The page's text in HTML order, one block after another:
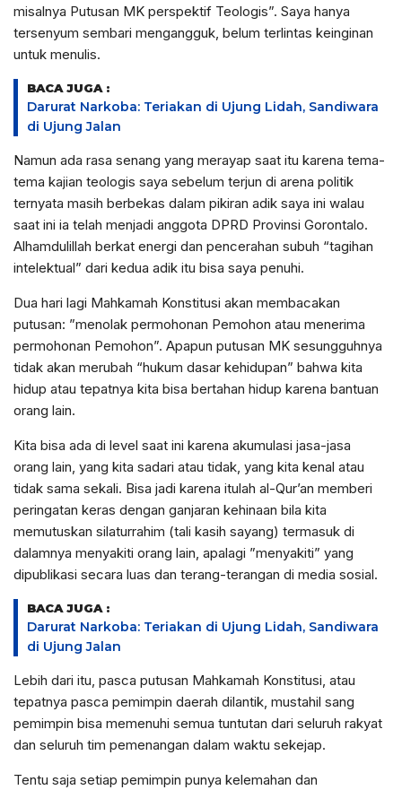
misalnya Putusan MK perspektif Teologis”. Saya hanya
tersenyum sembari mengangguk, belum terlintas keinginan
untuk menulis.
BACA JUGA :
Darurat Narkoba: Teriakan di Ujung Lidah, Sandiwara
di Ujung Jalan
Namun ada rasa senang yang merayap saat itu karena tema-
tema kajian teologis saya sebelum terjun di arena politik
ternyata masih berbekas dalam pikiran adik saya ini walau
saat ini ia telah menjadi anggota DPRD Provinsi Gorontalo.
Alhamdulillah berkat energi dan pencerahan subuh “tagihan
intelektual” dari kedua adik itu bisa saya penuhi.
Dua hari lagi Mahkamah Konstitusi akan membacakan
putusan: ”menolak permohonan Pemohon atau menerima
permohonan Pemohon”. Apapun putusan MK sesungguhnya
tidak akan merubah “hukum dasar kehidupan” bahwa kita
hidup atau tepatnya kita bisa bertahan hidup karena bantuan
orang lain.
Kita bisa ada di level saat ini karena akumulasi jasa-jasa
orang lain, yang kita sadari atau tidak, yang kita kenal atau
tidak sama sekali. Bisa jadi karena itulah al-Qur’an memberi
peringatan keras dengan ganjaran kehinaan bila kita
memutuskan silaturrahim (tali kasih sayang) termasuk di
dalamnya menyakiti orang lain, apalagi ”menyakiti” yang
dipublikasi secara luas dan terang-terangan di media sosial.
BACA JUGA :
Darurat Narkoba: Teriakan di Ujung Lidah, Sandiwara
di Ujung Jalan
Lebih dari itu, pasca putusan Mahkamah Konstitusi, atau
tepatnya pasca pemimpin daerah dilantik, mustahil sang
pemimpin bisa memenuhi semua tuntutan dari seluruh rakyat
dan seluruh tim pemenangan dalam waktu sekejap.
Tentu saja setiap pemimpin punya kelemahan dan